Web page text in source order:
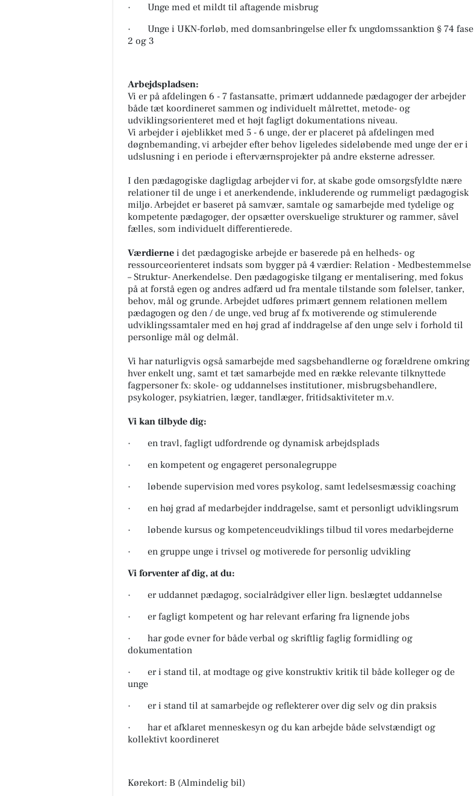
· Unge med et mildt til aftagende misbrug
· Unge i UKN-forløb, med domsanbringelse eller fx ungdomssanktion § 74 fase
2 og 3
Arbejdspladsen:
Vi er på afdelingen 6 - 7 fastansatte, primært uddannede pædagoger der arbejder
både tæt koordineret sammen og individuelt målrettet, metode- og
udviklingsorienteret med et højt fagligt dokumentations niveau.
Vi arbejder i øjeblikket med 5 - 6 unge, der er placeret på afdelingen med
døgnbemanding, vi arbejder efter behov ligeledes sideløbende med unge der er i
udslusning i en periode i efterværnsprojekter på andre eksterne adresser.
I den pædagogiske dagligdag arbejder vi for, at skabe gode omsorgsfyldte nære
relationer til de unge i et anerkendende, inkluderende og rummeligt pædagogisk
miljø. Arbejdet er baseret på samvær, samtale og samarbejde med tydelige og
kompetente pædagoger, der opsætter overskuelige strukturer og rammer, såvel
fælles, som individuelt differentierede.
Værdierne i det pædagogiske arbejde er baserede på en helheds- og
ressourceorienteret indsats som bygger på 4 værdier: Relation - Medbestemmelse
– Struktur- Anerkendelse. Den pædagogiske tilgang er mentalisering, med fokus
på at forstå egen og andres adfærd ud fra mentale tilstande som følelser, tanker,
behov, mål og grunde. Arbejdet udføres primært gennem relationen mellem
pædagogen og den / de unge, ved brug af fx motiverende og stimulerende
udviklingssamtaler med en høj grad af inddragelse af den unge selv i forhold til
personlige mål og delmål.
Vi har naturligvis også samarbejde med sagsbehandlerne og forældrene omkring
hver enkelt ung, samt et tæt samarbejde med en række relevante tilknyttede
fagpersoner fx: skole- og uddannelses institutioner, misbrugsbehandlere,
psykologer, psykiatrien, læger, tandlæger, fritidsaktiviteter m.v.
Vi kan tilbyde dig:
· en travl, fagligt udfordrende og dynamisk arbejdsplads
· en kompetent og engageret personalegruppe
· løbende supervision med vores psykolog, samt ledelsesmæssig coaching
· en høj grad af medarbejder inddragelse, samt et personligt udviklingsrum
· løbende kursus og kompetenceudviklings tilbud til vores medarbejderne
· en gruppe unge i trivsel og motiverede for personlig udvikling
Vi forventer af dig, at du:
· er uddannet pædagog, socialrådgiver eller lign. beslægtet uddannelse
· er fagligt kompetent og har relevant erfaring fra lignende jobs
· har gode evner for både verbal og skriftlig faglig formidling og
dokumentation
· er i stand til, at modtage og give konstruktiv kritik til både kolleger og de
unge
· er i stand til at samarbejde og reflekterer over dig selv og din praksis
· har et afklaret menneskesyn og du kan arbejde både selvstændigt og
kollektivt koordineret
Kørekort: B (Almindelig bil)